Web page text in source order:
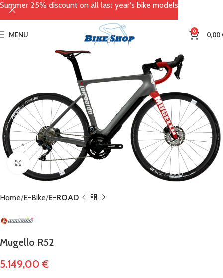
MENU 0 0,00
Click to enlarge
Home E-Bike E-ROAD
Mugello R52
5.149,00€
Summer 25% discount on all last year's bike models